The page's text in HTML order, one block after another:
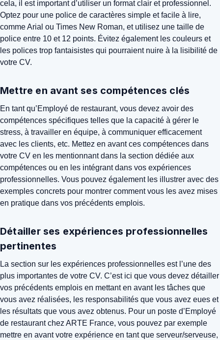
cela, il est important d’utiliser un format clair et professionnel.
Optez pour une police de caractères simple et facile à lire,
comme Arial ou Times New Roman, et utilisez une taille de
police entre 10 et 12 points. Évitez également les couleurs et
les polices trop fantaisistes qui pourraient nuire à la lisibilité de
votre CV.
Mettre en avant ses compétences clés
En tant qu’Employé de restaurant, vous devez avoir des
compétences spécifiques telles que la capacité à gérer le
stress, à travailler en équipe, à communiquer efficacement
avec les clients, etc. Mettez en avant ces compétences dans
votre CV en les mentionnant dans la section dédiée aux
compétences ou en les intégrant dans vos expériences
professionnelles. Vous pouvez également les illustrer avec des
exemples concrets pour montrer comment vous les avez mises
en pratique dans vos précédents emplois.
Détailler ses expériences professionnelles
pertinentes
La section sur les expériences professionnelles est l’une des
plus importantes de votre CV. C’est ici que vous devez détailler
vos précédents emplois en mettant en avant les tâches que
vous avez réalisées, les responsabilités que vous avez eues et
les résultats que vous avez obtenus. Pour un poste d’Employé
de restaurant chez ARTE France, vous pouvez par exemple
mettre en avant votre expérience en tant que serveur/serveuse,